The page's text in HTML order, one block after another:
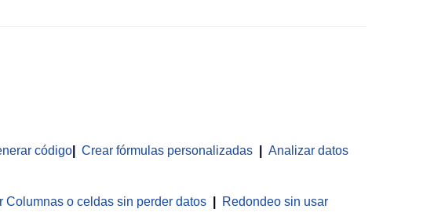
código Crear fórmulas personalizadas
Analizar datos
Columnas o celdas sin perder datos
Redondeo sin usar